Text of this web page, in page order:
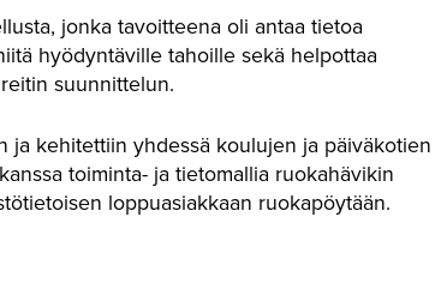
jonka tavoitteena oli antaa tietoa
hyödyntäville tahoille sekä helpottaa
suunnittelun.
ja kehitettiin yhdessä koulujen ja päiväkotien
toiminta- ja tietomallia ruokahävikin
loppuasiakkaan ruokapöytään.